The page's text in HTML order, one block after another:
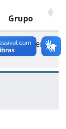
Grupo
Documento